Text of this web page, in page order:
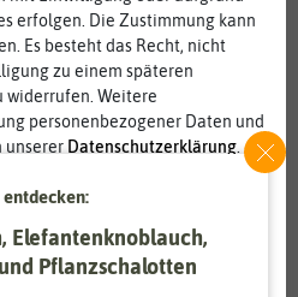
erfolgen. Die Zustimmung kann
Es besteht das Recht, nicht
zu einem späteren
widerrufen. Weitere
personenbezogener Daten und
unserer Daten­schutz­erklärung.
Statistik
Marketing
Elefantenknoblauch,
Pflanzschalotten